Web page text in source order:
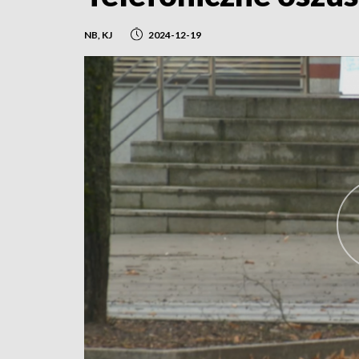
NB, KJ 2024-12-19